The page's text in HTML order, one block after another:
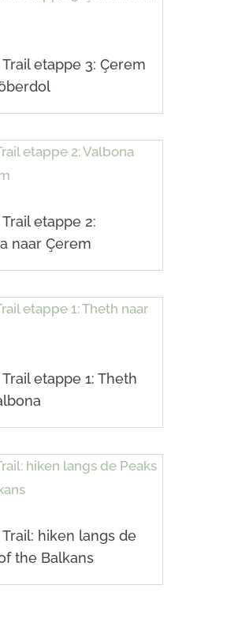
etappe 3: Çerem
etappe 2:
naar Çerem
etappe 1: Theth
hiken langs de
the Balkans